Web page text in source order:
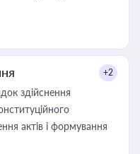
+2
здійснення
актів і формування